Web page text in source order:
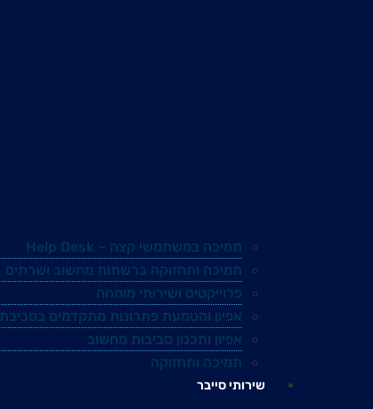
תמיכה במשתמשי קצה – Help Desk
תמיכה ותחזוקה ברשתות מחשוב ושרתים
פרוייקטים ושירותי מומחה
אפיון והטמעת פתרונות מתקדמים בסביבת Microsoft 365
אפיון ותכנון סביבות מחשוב
תמיכה ותחזוקה
שירותי סייבר